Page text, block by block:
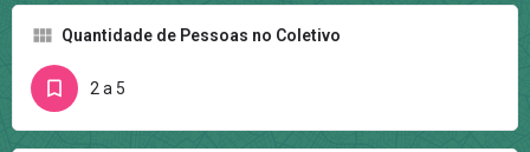
Quantidade de Pessoas no Coletivo
2 a 5